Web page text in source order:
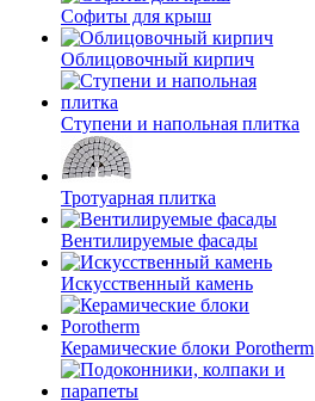
Софиты для крыш
Облицовочный кирпич
Ступени и напольная плитка
Тротуарная плитка
Вентилируемые фасады
Искусственный камень
Керамические блоки Porotherm